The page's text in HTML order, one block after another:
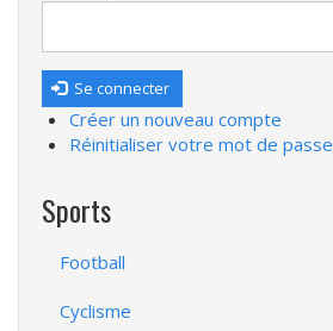
Se connecter
Créer un nouveau compte
Réinitialiser votre mot de passe
Sports
Football
Cyclisme